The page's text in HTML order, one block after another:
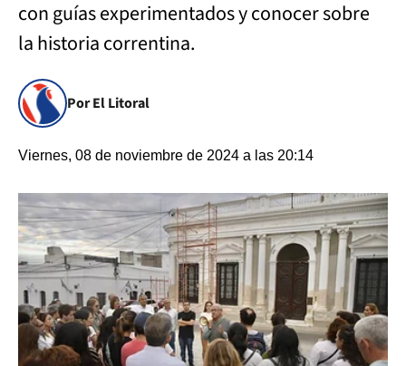
con guías experimentados y conocer sobre
la historia correntina.
Por El Litoral
Viernes, 08 de noviembre de 2024 a las 20:14